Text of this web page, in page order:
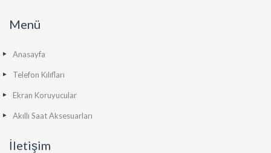
Menü
Anasayfa
Telefon Kılıfları
Ekran Koruyucular
Akıllı Saat Aksesuarları
İletişim